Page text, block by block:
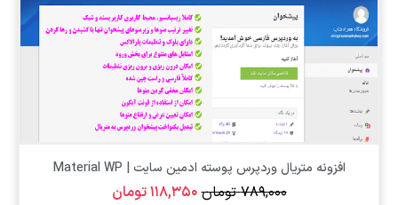
افزونه متریال وردپرس پوسته ادمین سایت | Material WP
۷۸۹,۰۰۰ تومان۱۱۸,۳۵۰تومان